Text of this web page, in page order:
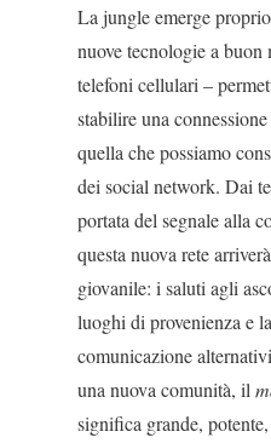
La jungle emerge
nuove tecnologie a
tele­foni cellulari –
sta­bilire una
quella che possiamo
dei social network. Dai
portata del segnale alla
questa nuova rete
giovanile: i saluti agli
luoghi di provenienza e
comunicazio­ne
una nuova co­munità, il
significa grande,